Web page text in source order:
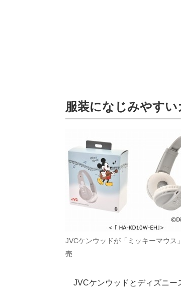
服装になじみやす
JVCケンウッドが「ミッキーマウス
売
JVCケンウッドとディズニー